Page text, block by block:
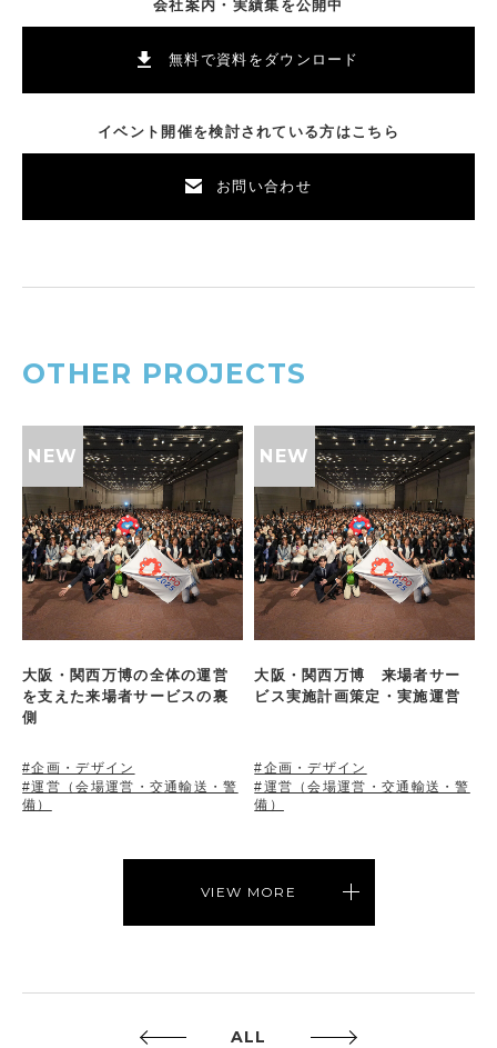
会社案内・実績集を公開中
無料で資料をダウンロード
イベント開催を検討されている方はこちら
お問い合わせ
OTHER PROJECTS
大阪・関西万博の全体の運営
を支えた来場者サービスの裏
側
#企画・デザイン
#運営（会場運営・交通輸送・警
備）
大阪・関西万博 来場者サー
ビス実施計画策定・実施運営
#企画・デザイン
#運営（会場運営・交通輸送・警
備）
VIEW MORE
ALL